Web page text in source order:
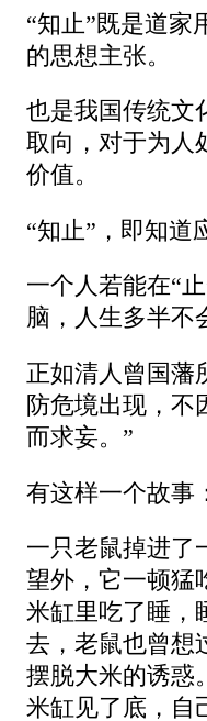
“知止”既是道家
的思想主张。
也是我国传统文
取向，对于为人
价值。
“知止”，即知道
一个人若能在“
脑，人生多半不
正如清人曾国藩
防危境出现，不
而求妄。”
有这样一个故事
一只老鼠掉进了
望外，它一顿猛
米缸里吃了睡，
去，老鼠也曾想
摆脱大米的诱惑
米缸见了底，自